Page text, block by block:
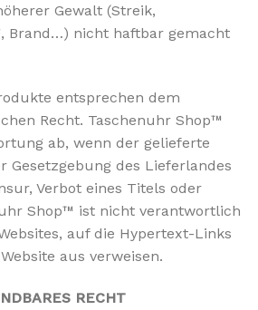
Gewalt (Streik,
Brand…) nicht haftbar gemacht
entsprechen dem
Recht. Taschenuhr Shop™
ab, wenn der gelieferte
des Lieferlandes
Verbot eines Titels oder
Shop™ ist nicht verantwortlich
auf die Hypertext-Links
aus verweisen.
RECHT